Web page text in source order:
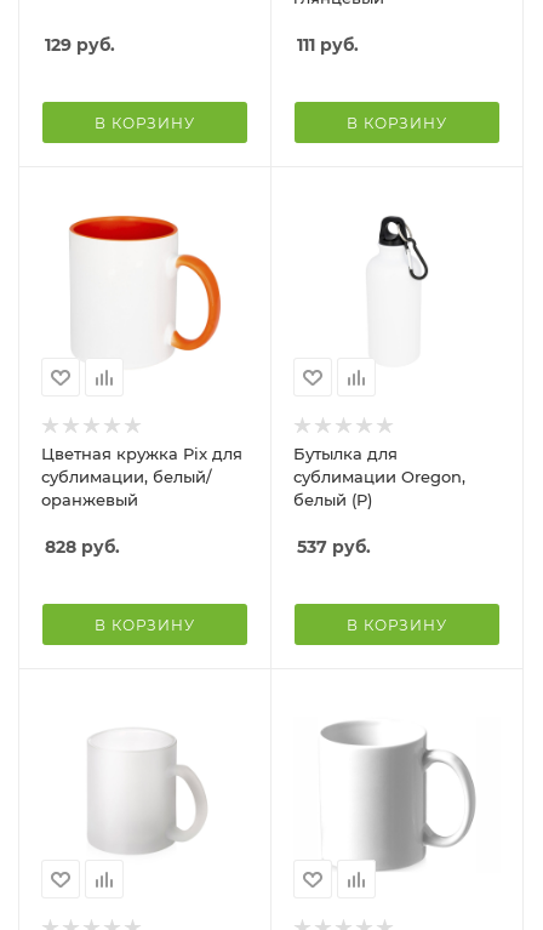
129 руб.
В КОРЗИНУ
111 руб.
В КОРЗИНУ
Цветная кружка Pix для
сублимации, белый/
оранжевый
828 руб.
В КОРЗИНУ
Бутылка для
сублимации Oregon,
белый (P)
537 руб.
В КОРЗИНУ